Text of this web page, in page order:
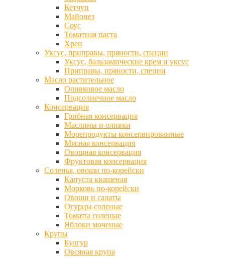
Кетчуп
Майонез
Соус
Томатная паста
Хрен
Уксус, приправы, пряности, специи
Уксус, бальзамические крем и уксус
Приправы, пряности, специи
Масло растительное
Оливковое масло
Подсолнечное масло
Консервация
Грибная консервация
Маслины и оливки
Морепродукты консервированные
Мясная консервация
Овощная консервация
Фруктовая консервация
Соленья, овощи по-корейски
Капуста квашеная
Морковь по-корейски
Овощи и салаты
Огурцы соленые
Томаты соленые
Яблоки моченые
Крупы
Булгур
Овсяная крупа